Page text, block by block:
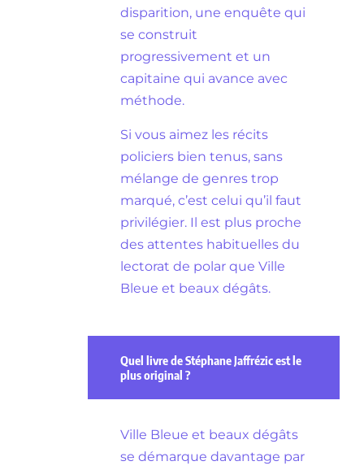
disparition, une enquête qui
se construit
progressivement et un
capitaine qui avance avec
méthode.
Si vous aimez les récits
policiers bien tenus, sans
mélange de genres trop
marqué, c’est celui qu’il faut
privilégier. Il est plus proche
des attentes habituelles du
lectorat de polar que Ville
Bleue et beaux dégâts.
Quel livre de Stéphane Jaffrézic est le
plus original ?
Ville Bleue et beaux dégâts
se démarque davantage par